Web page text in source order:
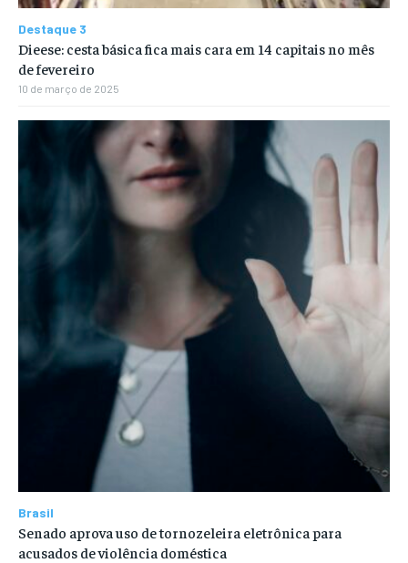
Destaque 3
Dieese: cesta básica fica mais cara em 14 capitais no mês
de fevereiro
10 de março de 2025
Brasil
Senado aprova uso de tornozeleira eletrônica para
acusados de violência doméstica